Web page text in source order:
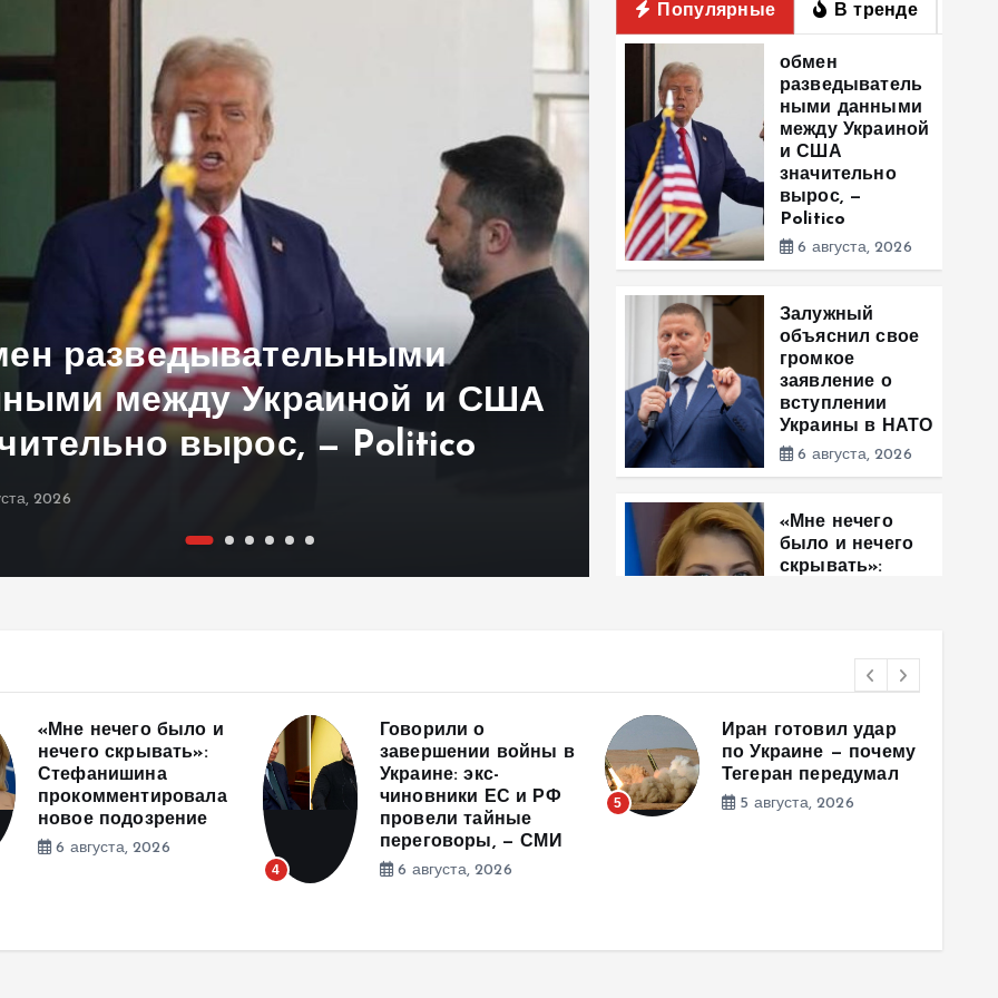
разведывательными
между Украиной и США
вырос, — Politico
2026
Залужный
громкое заявление
Украины в НАТО
6 августа, 2026
Популярные В тренде
обмен
разведыватель
ными данными
между Украиной
и США
значительно
вырос, —
Politico
6 августа, 2026
Залужный
объяснил свое
громкое
заявление о
вступлении
Украины в НАТО
6 августа, 2026
«Мне нечего
было и нечего
скрывать»:
подозрение
6 августа, 2026
Говорили о
завершении войны в
Украине: экс-
чиновники ЕС и РФ
провели тайные
переговоры, — СМИ
5
Иран готовил удар
по Украине — почему
Тегеран передумал
5 августа, 2026
После обысков и
увольнения: НАБУ и
САП вручили новое
подозрение Ольге